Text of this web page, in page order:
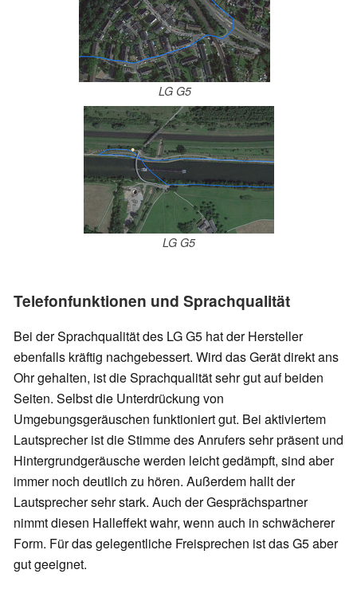
LG G5
LG G5
Telefonfunktionen und Sprachqualität
Bei der Sprachqualität des LG G5 hat der Hersteller
ebenfalls kräftig nachgebessert. Wird das Gerät direkt ans
Ohr gehalten, ist die Sprachqualität sehr gut auf beiden
Seiten. Selbst die Unterdrückung von
Umgebungsgeräuschen funktioniert gut. Bei aktiviertem
Lautsprecher ist die Stimme des Anrufers sehr präsent und
Hintergrundgeräusche werden leicht gedämpft, sind aber
immer noch deutlich zu hören. Außerdem hallt der
Lautsprecher sehr stark. Auch der Gesprächspartner
nimmt diesen Halleffekt wahr, wenn auch in schwächerer
Form. Für das gelegentliche Freisprechen ist das G5 aber
gut geeignet.